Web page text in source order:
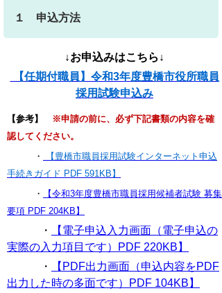
１ 申込方法
↓お申込みはこちら↓
【任期付職員】令和3年度豊橋市役所職員
採用試験申込み
【参考】
※申請の前に、必ず下記書類の内容を確
認してください。
・
【豊橋市職員採用試験インターネット申込
手続きガイド PDF 591KB】
・
【令和3年度豊橋市職員採用候補者試験 募集
要項 PDF 204KB】
・
【電子申込入力画面（電子申込の
実際の入力項目です）PDF 220KB】
・
【PDF出力画面（申込内容をPDF
出力した時の多面です）PDF 104KB】